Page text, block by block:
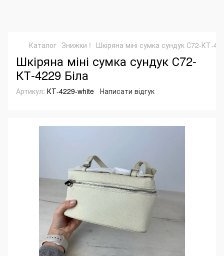
Каталог Знижки ! Шкіряна міні сумка сундук С72-КТ-
Шкіряна міні сумка сундук С72-
КТ-4229 Біла
Артикул: КТ-4229-white Написати відгук